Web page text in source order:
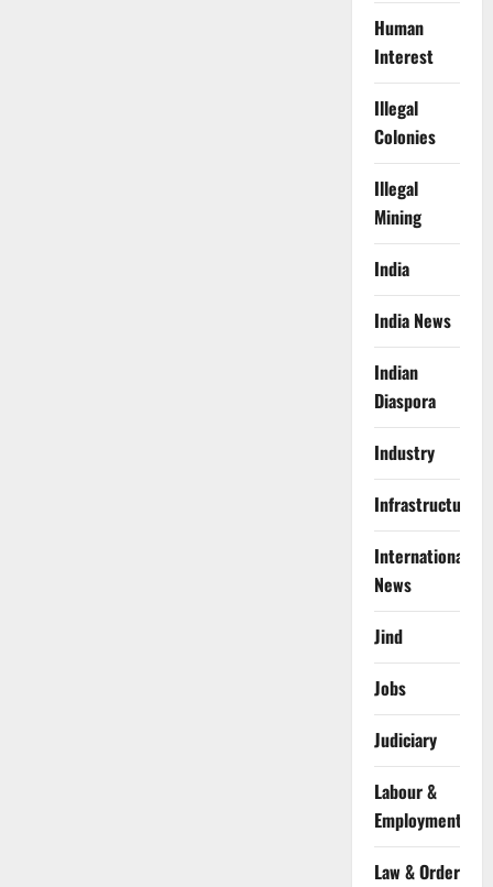
Human
Interest
Illegal
Colonies
Illegal
Mining
India
India News
Indian
Diaspora
Industry
Infrastructure
International
News
Jind
Jobs
Judiciary
Labour &
Employment
Law & Order